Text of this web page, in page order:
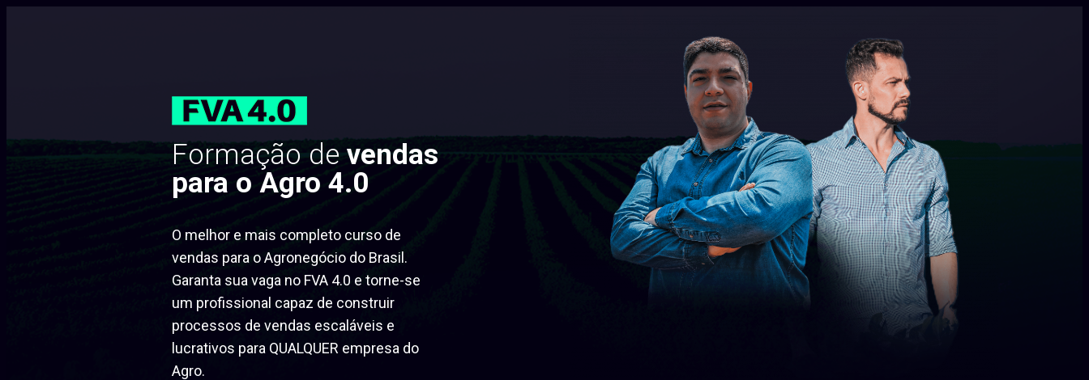
Formação devendas
para o Agro 4.0
O melhor e mais completo curso de
vendas para o Agronegócio do Brasil.
Garanta sua vaga no FVA 4.0 e torne-se
um profissional capaz de construir
processos de vendas escaláveis e
lucrativos para QUALQUER empresa do
Agro.